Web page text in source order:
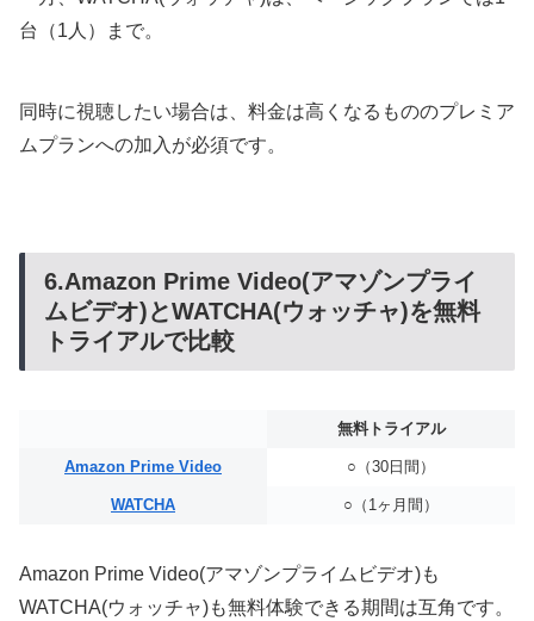
台（1人）まで。
同時に視聴したい場合は、料金は高くなるもののプレミア
ムプランへの加入が必須です。
6.Amazon Prime Video(アマゾンプライ
ムビデオ)とWATCHA(ウォッチャ)を無料
トライアルで比較
無料トライアル
Amazon Prime Video ○（30日間）
WATCHA ○（1ヶ月間）
Amazon Prime Video(アマゾンプライムビデオ)も
WATCHA(ウォッチャ)も無料体験できる期間は互角です。